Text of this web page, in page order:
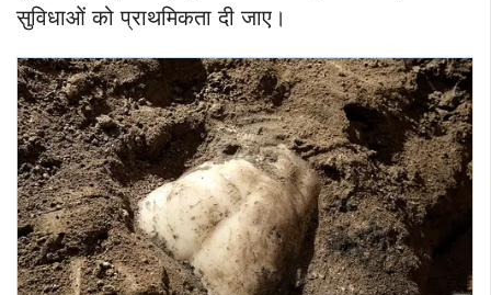
सुविधाओं को प्राथमिकता दी जाए।